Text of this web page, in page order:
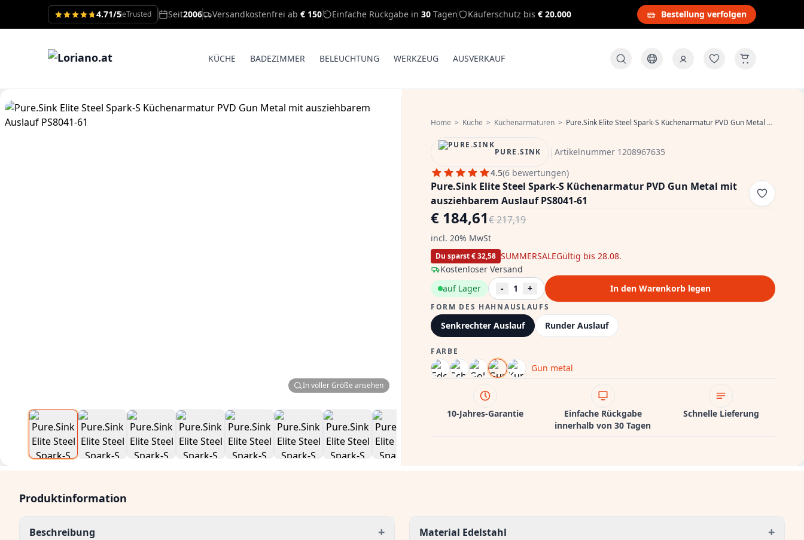
4.71/5eTrusted Seit2006 Versandkostenfrei ab € 150 Einfache Rückgabe in 30 Tagen Käuferschutz bis € 20.000 Bestellung verfolgen
KÜCHE BADEZIMMER BELEUCHTUNG WERKZEUG AUSVERKAUF
In voller Größe ansehen
Home > Küche > Küchenarmaturen > Pure.Sink Elite Steel Spark-S Küchenarmatur PVD Gun Metal mit ausziehbarem Auslauf PS8041-61
PURE.SINK | Artikelnummer 1208967635
4.5(6 bewertungen)
Pure.Sink Elite Steel Spark-S Küchenarmatur PVD Gun Metal mit
ausziehbarem Auslauf PS8041-61
€ 184,61€ 217,19
incl. 20% MwSt
Du sparst € 32,58 SUMMERSALEGültig bis 28.08.
Kostenloser Versand
auf Lager
- 1 + In den Warenkorb legen
FORM DES HAHNAUSLAUFS
Senkrechter Auslauf Runder Auslauf
FARBE
Gun metal
10-Jahres-Garantie
Einfache Rückgabe
innerhalb von 30 Tagen
Schnelle Lieferung
Produktinformation
Beschreibung + Material Edelstahl +